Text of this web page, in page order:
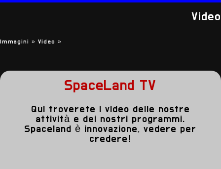
Video
Immagini » Video »
SpaceLand TV
Qui troverete i video delle nostre
attività e dei nostri programmi.
Spaceland è innovazione, vedere per
credere!